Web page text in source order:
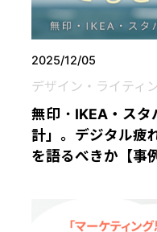
2025/12/05
デザイン・ライティ
無印・IKEA・スタ
計」。デジタル疲
を語るべきか【事